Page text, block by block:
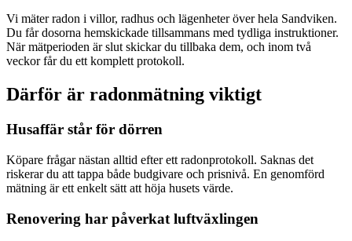
Vi mäter radon i villor, radhus och lägenheter över hela Sandviken.
Du får dosorna hemskickade tillsammans med tydliga instruktioner.
När mätperioden är slut skickar du tillbaka dem, och inom två
veckor får du ett komplett protokoll.
Därför är radonmätning viktigt
Husaffär står för dörren
Köpare frågar nästan alltid efter ett radonprotokoll. Saknas det
riskerar du att tappa både budgivare och prisnivå. En genomförd
mätning är ett enkelt sätt att höja husets värde.
Renovering har påverkat luftväxlingen